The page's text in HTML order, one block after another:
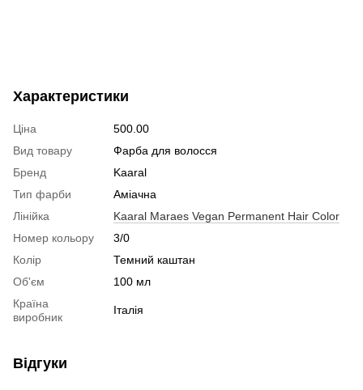
Характеристики
Ціна
500.00
Вид товару
Фарба для волосся
Бренд
Kaaral
Тип фарби
Аміачна
Лінійка
Kaaral Maraes Vegan Permanent Hair Color
Номер кольору
3/0
Колір
Темний каштан
Об'єм
100 мл
Країна
виробник
Італія
Відгуки